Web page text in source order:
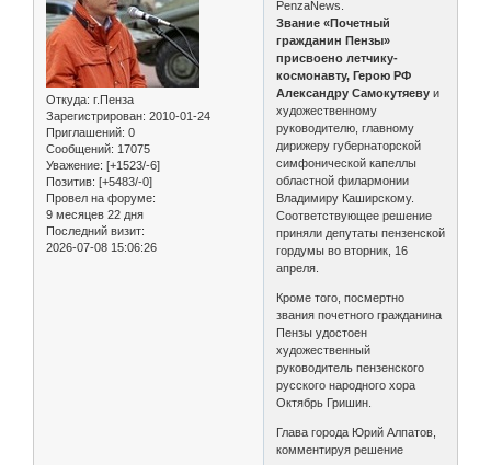
Откуда: г.Пенза
Зарегистрирован: 2010-01-24
Приглашений: 0
Сообщений: 17075
Уважение: [+1523/-6]
Позитив: [+5483/-0]
Провел на форуме:
9 месяцев 22 дня
Последний визит:
2026-07-08 15:06:26
PenzaNews.
Звание «Почетный
гражданин Пензы»
присвоено летчику-
космонавту, Герою РФ
Александру Самокутяеву и
художественному
руководителю, главному
дирижеру губернаторской
симфонической капеллы
областной филармонии
Владимиру Каширскому.
Соответствующее решение
приняли депутаты пензенской
гордумы во вторник, 16
апреля.
Кроме того, посмертно
звания почетного гражданина
Пензы удостоен
художественный
руководитель пензенского
русского народного хора
Октябрь Гришин.
Глава города Юрий Алпатов,
комментируя решение